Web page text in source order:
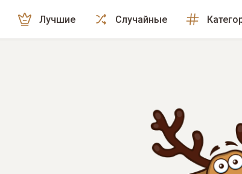
Лучшие Случайные